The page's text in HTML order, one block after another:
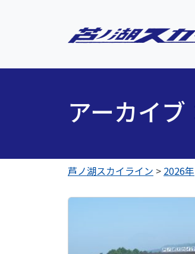
アーカイ
芦ノ湖スカイライン > 2026年